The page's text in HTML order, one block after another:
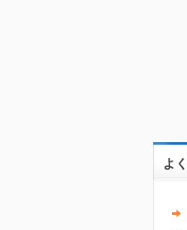
よ